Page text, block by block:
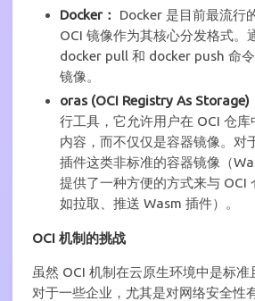
Docker：
Docker 是目前最流行
OCI 镜像作为其核心分发格式。
docker pull 和 docker push 命
镜像。
oras (OCI Registry As Storage)
行工具，它允许用户在 OCI 仓
内容，而不仅仅是容器镜像。对
插件这类非标准的容器镜像（
提供了一种方便的方式来与 OCI
如拉取、推送 Wasm 插件）。
OCI 机制的挑战
虽然 OCI 机制在云原生环境中是标准
对于一些企业，尤其是对网络安全性